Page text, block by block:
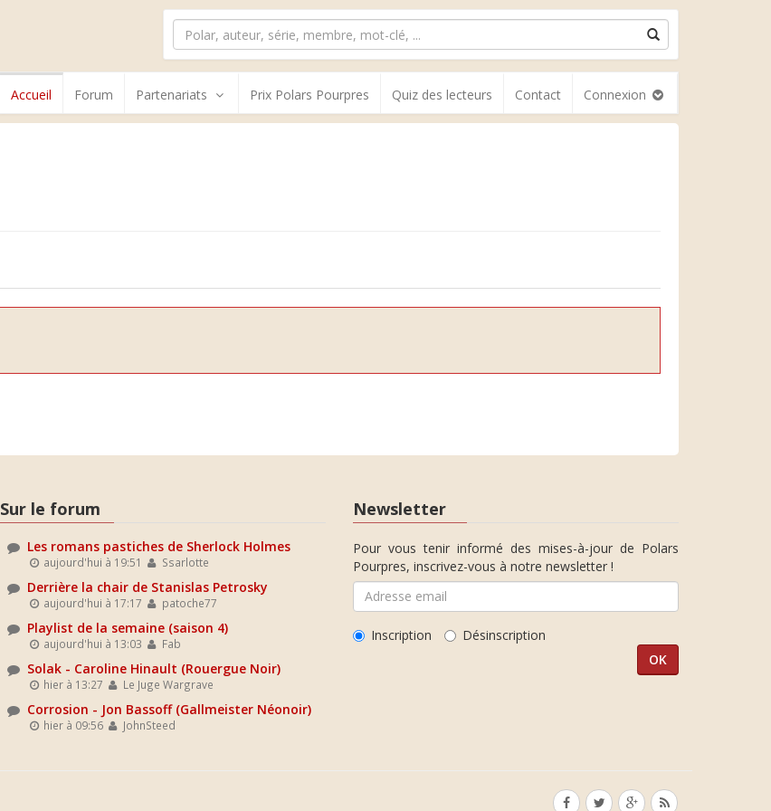
Accueil Forum Partenariats Prix Polars Pourpres Quiz des lecteurs Contact Connexion
Sur le forum
Les romans pastiches de Sherlock Holmes
aujourd'hui à 19:51 Ssarlotte
Derrière la chair de Stanislas Petrosky
aujourd'hui à 17:17 patoche77
Playlist de la semaine (saison 4)
aujourd'hui à 13:03 Fab
Solak - Caroline Hinault (Rouergue Noir)
hier à 13:27 Le Juge Wargrave
Corrosion - Jon Bassoff (Gallmeister Néonoir)
hier à 09:56 JohnSteed
Newsletter
Pour vous tenir informé des mises-à-jour de Polars
Pourpres, inscrivez-vous à notre newsletter !
Inscription Désinscription